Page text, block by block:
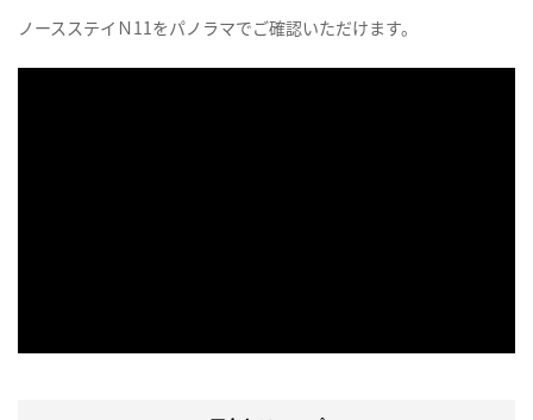
ノースステイＮ11をパノラマでご確認いただけます。